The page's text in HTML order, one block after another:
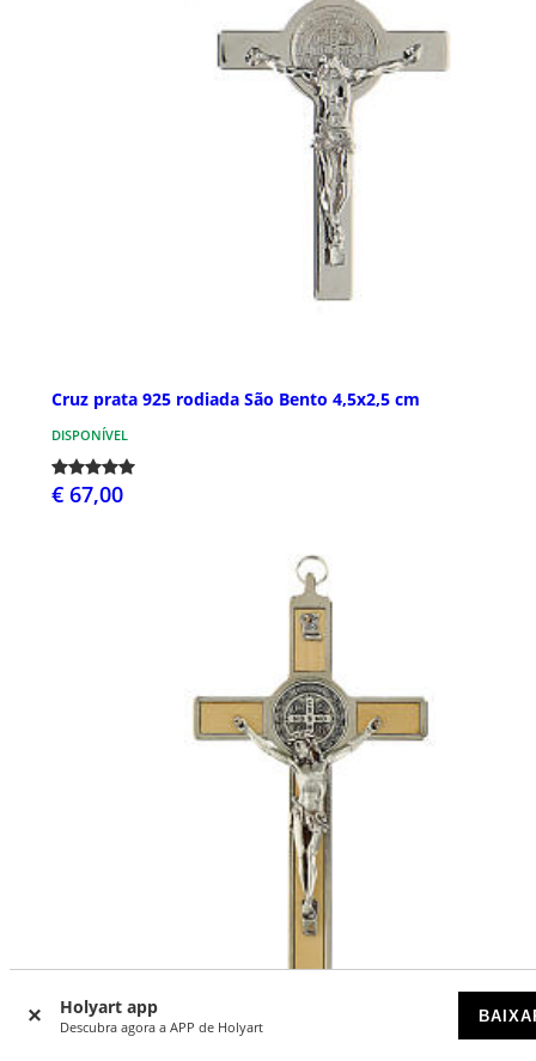
Holyart app
Descubra agora a APP de Holyart
Cruz prata 925 rodiada São Bento 4,5x2,5 cm
DISPONÍVEL
€ 67,00